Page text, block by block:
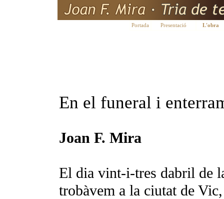
Portada Presentació L'obra
En el funeral i
Joan F. Mira
El dia vint-i-tres dabril de
trobàvem a la ciutat de